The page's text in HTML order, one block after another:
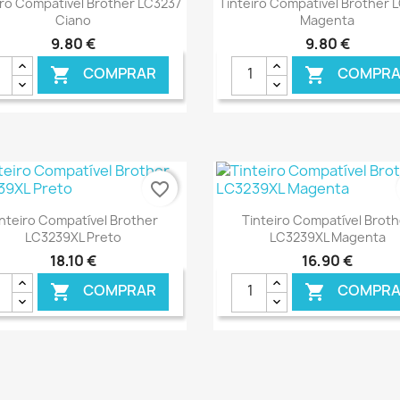
Ciano
9,80 €
 COMPRAR
Magenta
9,80 €

Ver+
Compatível Brother
LC3239XL Preto
18,10 €
 COMPRAR
favorite_border
Ver+
Tinteiro Compatível
LC3239XL Magenta
16,90 €
